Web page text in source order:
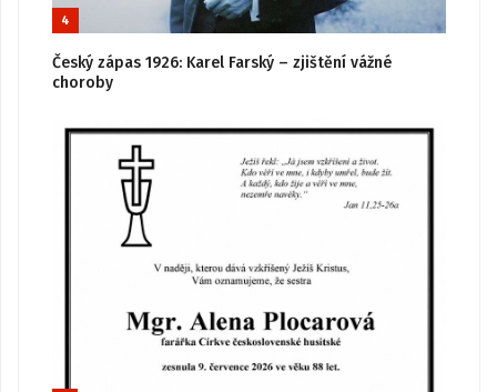
4
Český zápas 1926: Karel Farský – zjištění vážné
choroby